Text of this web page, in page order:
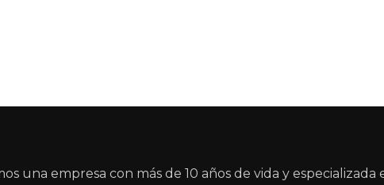
una empresa con más de 10 años de vida y